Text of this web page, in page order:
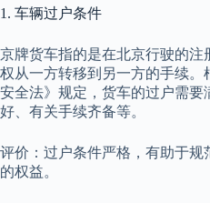
1. 车辆过户条件
京牌货车指的是在北京行驶的
权从一方转移到另一方的手续。
安全法》规定，货车的过户需
好、有关手续齐备等。
评价：过户条件严格，有助于
的权益。